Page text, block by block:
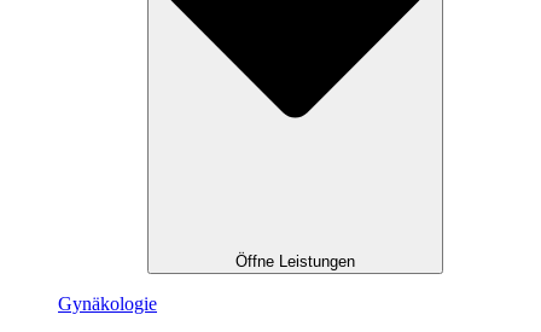
Öffne Leistungen
Gynäkologie